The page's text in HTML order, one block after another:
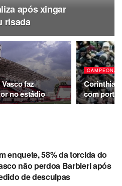
após xingar
risada
faz
no estádio
com
enquete, 58% da torcida do
não perdoa Barbieri após
de desculpas